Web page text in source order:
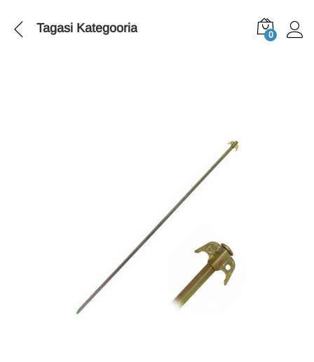
Tagasi Kategooria 0